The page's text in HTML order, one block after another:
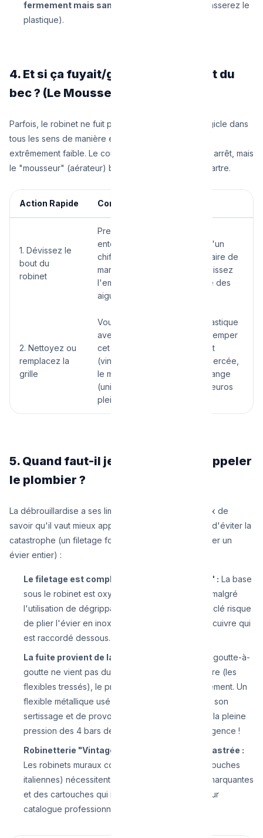
fermement mais sans violence
(sinon vous casserez le
plastique).
4. Et si ça fuyait/giclait simplement du
bec ? (Le Mousseur)
Parfois, le robinet ne fuit pas en interne, mais l'eau gicle dans
tous les sens de manière erratique, ou le débit est
extrêmement faible. Le coupable n'est pas le joint d'arrêt, mais
le "mousseur" (aérateur) bouché par le sable et le tartre.
Action Rapide Comment procéder ?
1. Dévissez le
bout du
robinet
Prenez une pince multiprise,
entourez le bout du robinet d'un
chiffon propre (pour ne pas faire de
marque sur le chrome) et dévissez
l'embout dans le sens inverse des
aiguilles d'une montre.
2. Nettoyez ou
remplacez la
grille
Vous verrez un embout en plastique
avec une fine grille. Laissez tremper
cet embout dans du détartrant
(vinaigre pur). Si la grille est percée,
le mousseur complet de rechange
(universel) coûte moins de 3 euros
plein tarif.
5. Quand faut-il jeter l'éponge et appeler
le plombier ?
La débrouillardise a ses limites. Il est parfois judicieux de
savoir qu'il vaut mieux appeler un vrai plombier afin d'éviter la
catastrophe (un filetage forcé nécessitant de racheter un
évier entier) :
Le filetage est complètement "grippé/soudé" : La base
sous le robinet est oxydée et refuse de tourner malgré
l'utilisation de dégrippant (WD-40). Forcer sur la clé risque
de plier l'évier en inox ou de casser le tuyau en cuivre qui
est raccordé dessous.
La fuite provient de la base sous l'évier :
Si le goutte-à-
goutte ne vient pas du bec, mais de sous l'armoire (les
flexibles tressés), le problème vient du raccordement. Un
flexible métallique usé menace de s'arracher de son
sertissage et de provoquer une inondation sous la pleine
pression des 4 bars de la capitale. Appelez d'urgence !
Robinetterie "Vintage" ou Haute Gamme encastrée :
Les robinets muraux coûteux (Grohe encastré, douches
italiennes) nécessitent souvent des pinces non marquantes
et des cartouches qui ne sont accessibles que sur
catalogue professionnel.